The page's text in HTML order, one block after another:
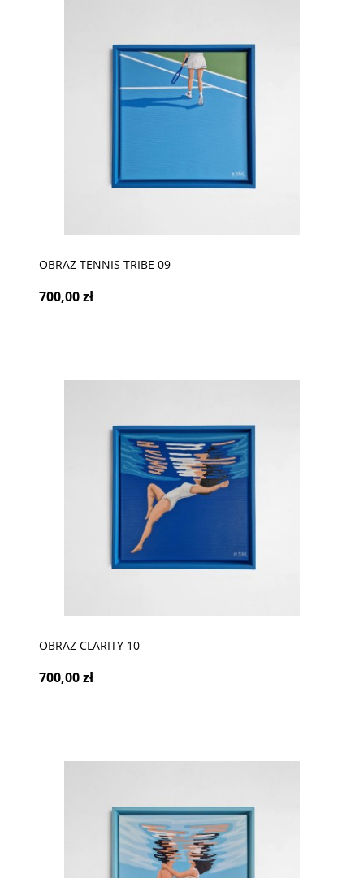
OBRAZ TENNIS TRIBE 09
700,00 zł
OBRAZ CLARITY 10
700,00 zł